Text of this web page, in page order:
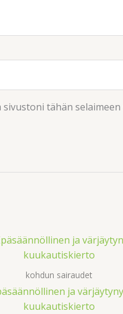
tähän
kohdun sairaudet
ja
kuukautiskierto